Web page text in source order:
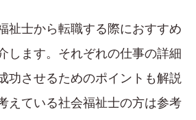
祉士から転職する際におすすめ
します。それぞれの仕事の詳細
功させるためのポイントも解説
えている社会福祉士の方は参考